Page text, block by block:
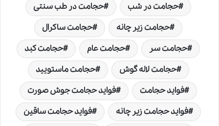
حجامت در شب
حجامت در طب سنتی
حجامت زیر چانه
حجامت ساکرال
حجامت سر
حجامت عام
حجامت کبد
حجامت لاله گوش
حجامت ماستویید
فواید حجامت
فواید حجامت جوش صورت
فواید حجامت زیر چانه
فواید حجامت ساقین